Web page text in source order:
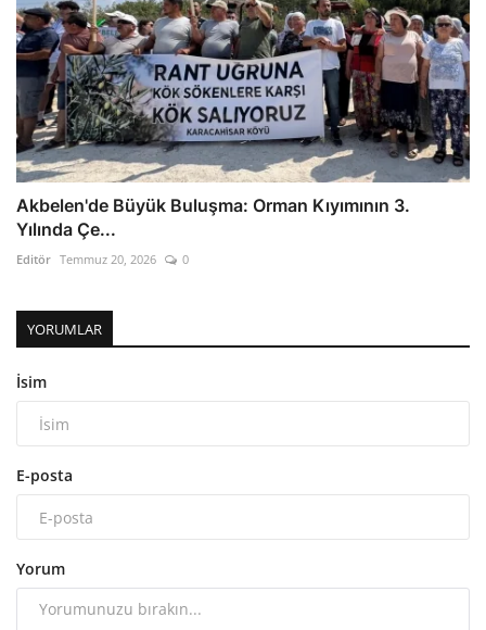
Akbelen'de Büyük Buluşma: Orman Kıyımının 3.
Yılında Çe...
Editör Temmuz 20, 2026 0
YORUMLAR
İsim
E-posta
Yorum